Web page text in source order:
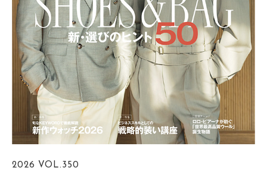
2026 VOL.350